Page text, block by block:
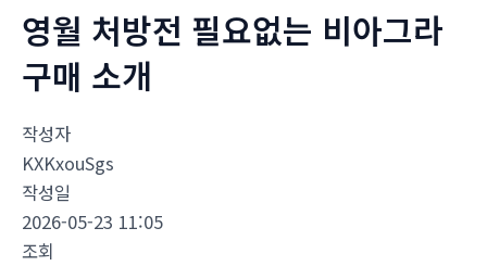
영월 처방전 필요없는 비아그라
구매 소개
작성자
KXKxouSgs
작성일
2026-05-23 11:05
조회